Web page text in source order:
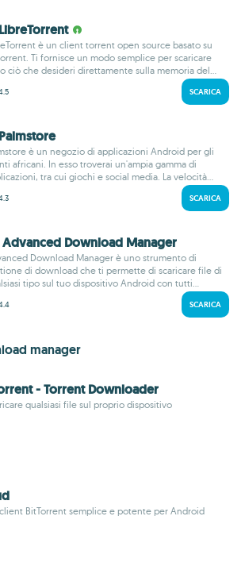
è un client torrent open source basato su
Ti fornisce un modo semplice per scaricare
ciò che desideri direttamente sulla memoria del...
SCARICA
è un negozio di applicazioni Android per gli
africani. In esso troverai un'ampia gamma di
tra cui giochi e social media. La velocità...
SCARICA
Advanced Download Manager
Download Manager è uno strumento di
di download che ti permette di scaricare file di
tipo sul tuo dispositivo Android con tutti...
SCARICA
manager
- Torrent Downloader
qualsiasi file sul proprio dispositivo
BitTorrent semplice e potente per Android